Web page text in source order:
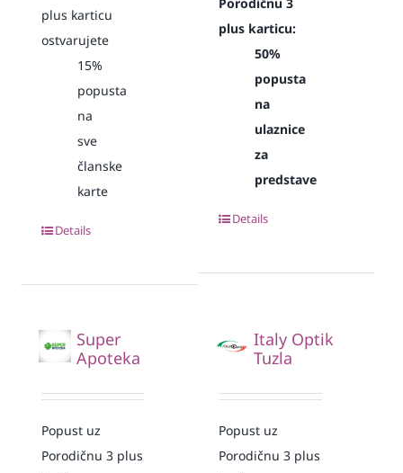
plus karticu
ostvarujete
15%
popusta
na
sve
članske
karte
Details
plus karticu:
50%
popusta
na
ulaznice
za
predstave
Details
Super
Apoteka
Popust uz
Porodičnu 3 plus
Italy Optik
Tuzla
Popust uz
Porodičnu 3 plus